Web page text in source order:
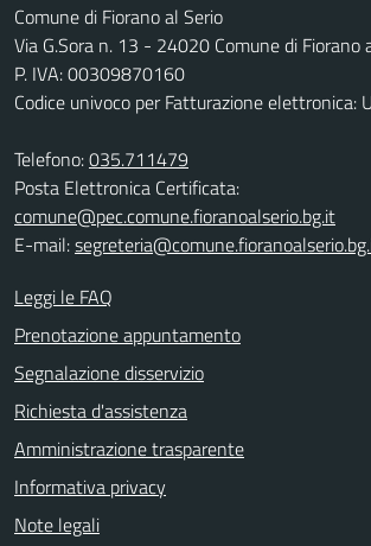
Comune di Fiorano al Serio
Via G.Sora n. 13 - 24020 Comune di Fiorano
P. IVA: 00309870160
Codice univoco per Fatturazione elettronica:
Telefono:035.711479
Posta Elettronica Certificata:
comune@pec.comune.fioranoalserio.bg.it
E-mail:
Leggi le FAQ
Prenotazione appuntamento
Segnalazione disservizio
Richiesta d'assistenza
Amministrazione trasparente
Informativa privacy
Note legali